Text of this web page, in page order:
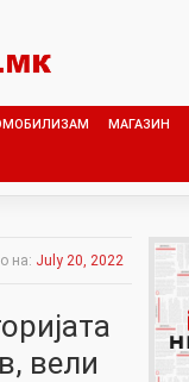
МАГАЗИН
на: July 20, 2022
вели